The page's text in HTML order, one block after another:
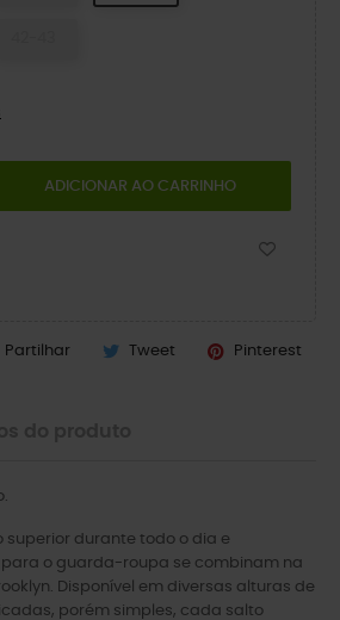
ADICIONAR AO CARRINHO
Partilhar Tweet Pinterest
superior durante todo o dia e
o guarda-roupa se combinam na
Disponível em diversas alturas de
porém simples, cada salto